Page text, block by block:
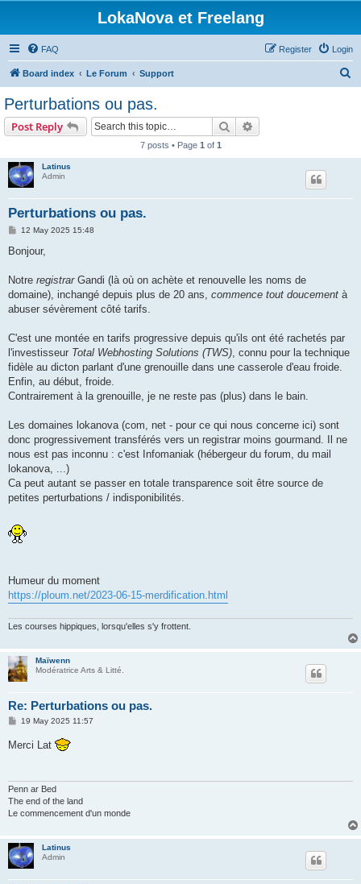
LokaNova et Freelang
FAQ Login
Register
Board index Le Forum Support
Perturbations ou pas.
Post Reply Search
7 posts • Page 1 of 1
Latinus
Admin
Perturbations ou pas.
P
s
12 May 2025 15:48
Bonjour,
Notre registrarGandi (là où on achète et renouvelle les noms de
domaine), inchangé depuis plus de 20 ans, commence tout doucement à
abuser sévèrement côté tarifs.
C'est une montée en tarifs progressive depuis qu'ils ont été rachetés par
l'investisseur Total Webhosting Solutions (TWS), connu pour la technique
fidèle au dicton parlant d'une grenouille dans une casserole d'eau froide.
Enfin, au début, froide.
Contrairement à la grenouille, je ne reste pas (plus) dans le bain.
Les domaines lokanova (com, net - pour ce qui nous concerne ici) sont
donc progressivement transférés vers un registrar moins gourmand. Il ne
nous est pas inconnu : c'est Infomaniak (hébergeur du forum, du mail
lokanova, ...)
Ca peut autant se passer en totale transparence soit être source de
petites perturbations / indisponibilités.
Humeur du moment
https://ploum.net/2023-06-15-merdification.html
Les courses hippiques, lorsqu'elles s'y frottent.
Maïwenn
Modératrice Arts & Litté.
Re: Perturbations ou pas.
P
t
19 May 2025 11:57
Merci Lat
Penn ar Bed
The end of the land
Le commencement d'un monde
Latinus
Admin